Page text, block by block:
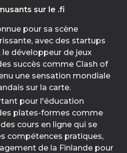
sur le .fi
pour sa scène
avec des startups
développeur de jeux
succès comme Clash of
une sensation mondiale
sur la carte.
pour l'éducation
plates-formes comme
cours en ligne qui se
compétences pratiques,
de la Finlande pour